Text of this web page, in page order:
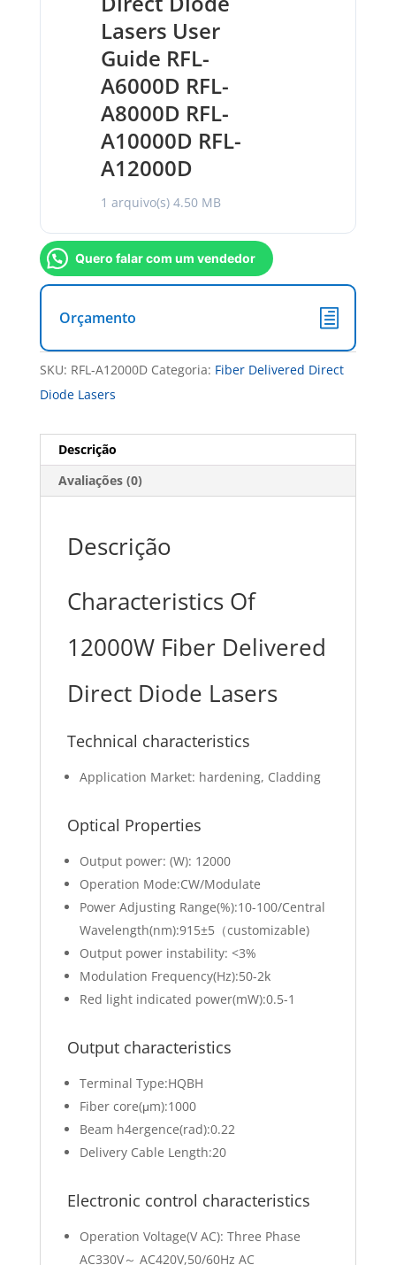
Lasers User
Guide RFL-
A6000D RFL-
A8000D RFL-
A10000D RFL-
A12000D
1 arquivo(s) 4.50 MB
Quero falar com um vendedor
Orçamento
SKU: RFL-A12000D Categoria: Fiber Delivered Direct
Diode Lasers
Descrição
Avaliações (0)
Descrição
Characteristics Of
12000W Fiber Delivered
Direct Diode Lasers
Technical characteristics
Application Market: hardening, Cladding
Optical Properties
Output power: (W): 12000
Operation Mode:CW/Modulate
Power Adjusting Range(%):10-100/Central
Wavelength(nm):915±5（customizable)
Output power instability: <3%
Modulation Frequency(Hz):50-2k
Red light indicated power(mW):0.5-1
Output characteristics
Terminal Type:HQBH
Fiber core(μm):1000
Beam h4ergence(rad):0.22
Delivery Cable Length:20
Electronic control characteristics
Operation Voltage(V AC): Three Phase
AC330V～ AC420V,50/60Hz AC